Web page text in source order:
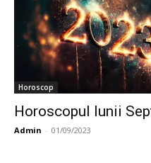
Horoscop
Horoscopul lunii
Admin - 01/09/2023